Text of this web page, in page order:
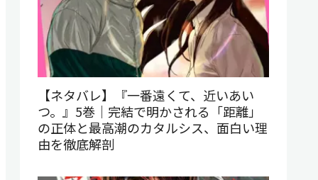
【ネタバレ】『一番遠くて、近いあい
つ。』5巻｜完結で明かされる「距離」
の正体と最高潮のカタルシス、面白い理
由を徹底解剖